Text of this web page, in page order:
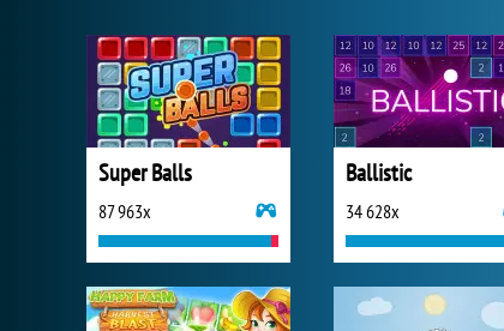
Super Balls
87 963x
Ballistic
34 628x